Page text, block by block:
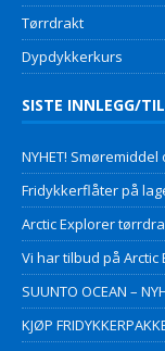
Tørrdrakt
Dypdykkerkurs
SISTE INNLEGG/
NYHET!
Fridykkerflåter på
Arctic Explorer
Vi har tilbud på Arctic
SUUNTO OCEAN –
KJØP